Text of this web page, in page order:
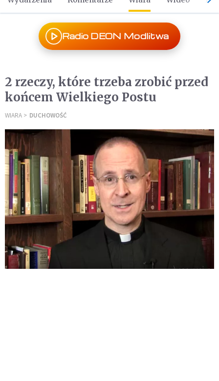
Radio DEON Modlitwa
2 rzeczy, które trzeba zrobić przed
końcem Wielkiego Postu
WIARA DUCHOWOŚĆ